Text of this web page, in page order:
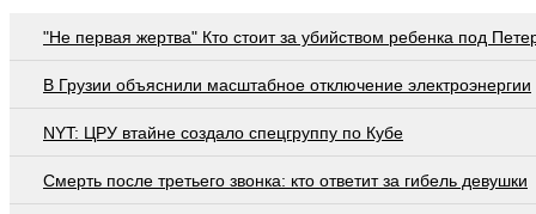
"Не первая жертва" Кто стоит за убийством ребенка под
В Грузии объяснили масштабное отключение электроэнергии
NYT: ЦРУ втайне создало спецгруппу по Кубе
Смерть после третьего звонка: кто ответит за гибель девушки